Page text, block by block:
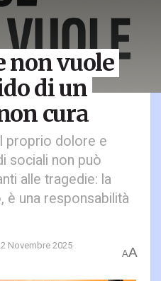
non vuole
di un
cura
proprio dolore e
sociali non può
alle tragedie: la
è una responsabilità
Novembre 2025
AA